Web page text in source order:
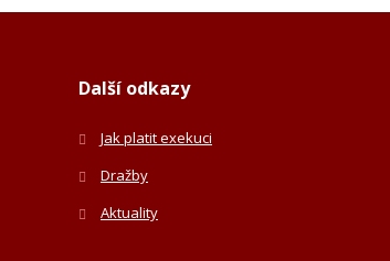
Další odkazy
Jak platit exekuci
Dražby
Aktuality